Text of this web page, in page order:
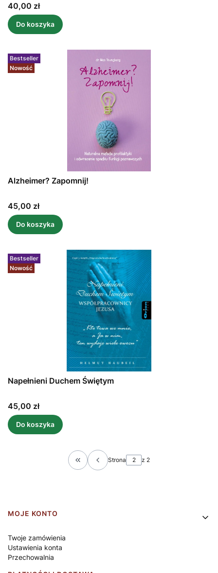
Cena
40,00 zł
Do koszyka
Bestseller
Nowość
Alzheimer? Zapomnij!
Cena
45,00 zł
Do koszyka
Bestseller
Nowość
Napełnieni Duchem Świętym
Cena
45,00 zł
Do koszyka
Wróć do pierwszej strony z produktami
Strona z 2
Linki w stopce
MOJE KONTO
Twoje zamówienia
Ustawienia konta
Przechowalnia